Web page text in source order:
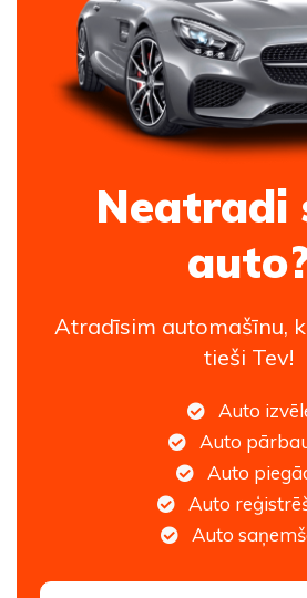
Neatradi
Atradīsim automašīnu,
tieši Tev!
Auto
Auto
Auto
Auto
Auto